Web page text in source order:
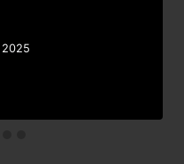
2025